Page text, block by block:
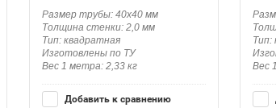
Размер трубы: 40х40 мм
Толщина стенки: 2,0 мм
Тип: квадратная
Изготовлены по ТУ
Вес 1 метра: 2,33 кг
Добавить к сравнению
Тип:
Вес